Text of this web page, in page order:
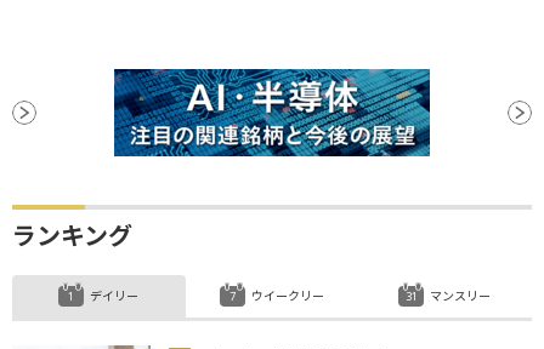
ランキング
デイリー ウイークリー マンスリー